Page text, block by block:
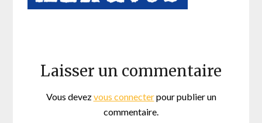
Laisser un commentaire
Vous devezvous connecterpour publier un
commentaire.